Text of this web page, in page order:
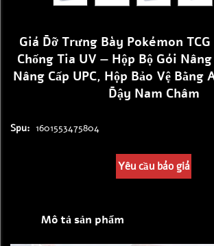
Giá Đỡ Trưng Bày Pokémon
Chống Tia UV — Hộp Bộ Gói Nâng
Nâng Cấp UPC, Hộp Bảo Vệ Bằng
Đậy Nam Châm
Spu: 1601553475804
Yêu cầu báo giá
Mô tả sản phẩm